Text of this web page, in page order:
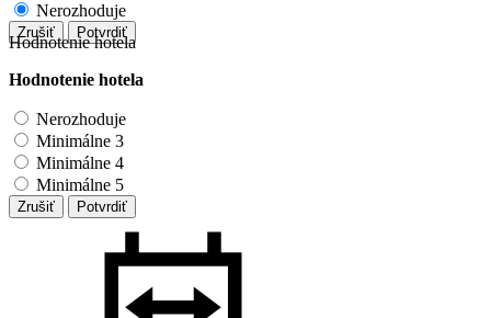
Nerozhoduje
Zrušiť Potvrdiť
Hodnotenie hotela
Hodnotenie hotela
Nerozhoduje
Minimálne 3
Minimálne 4
Minimálne 5
Zrušiť Potvrdiť